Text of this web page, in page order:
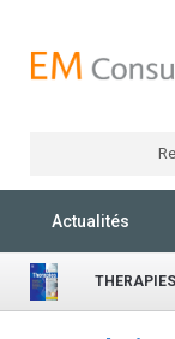
Actualités
THERAPIES